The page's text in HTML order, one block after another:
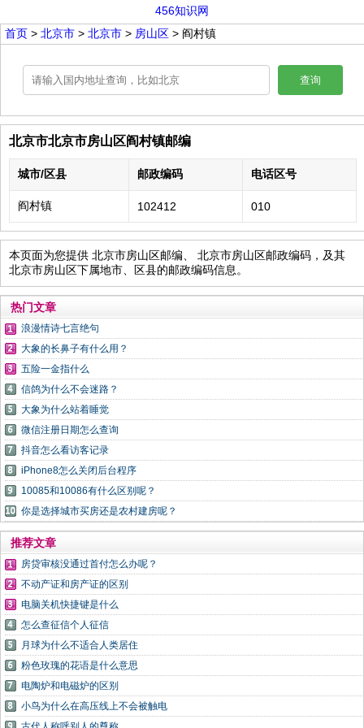
456知识网
首页 > 北京市 > 北京市 > 房山区 > 阎村镇
查询
北京市北京市房山区阎村镇邮编
城市/区县 邮政编码 电话区号
阎村镇 102412 010
本页面为您提供 北京市房山区邮编、 北京市房山区邮政编码，及其
北京市房山区下属地市、区县的邮政编码信息。
热门文章
浪漫情诗七言绝句
大象的长鼻子有什么用？
五险一金指什么
信鸽为什么不会迷路？
大象为什么站着睡觉
微信注册日期怎么查询
抖音怎么看访客记录
iPhone8怎么关闭后台程序
10085和10086有什么区别呢？
你是选择城市买房还是农村建房呢？
推荐文章
房贷审核没通过首付怎么办呢？
不动产证和房产证的区别
电脑关机快捷键是什么
怎么查征信个人征信
月球为什么不适合人类居住
粉色玫瑰的花语是什么意思
电陶炉和电磁炉的区别
小鸟为什么在高压线上不会被触电